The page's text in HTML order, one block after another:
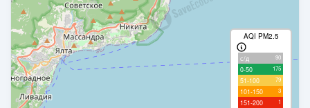
AQI PM2.5
с/д 90
0-50 175
51-100 79
101-150 3
151-200 1